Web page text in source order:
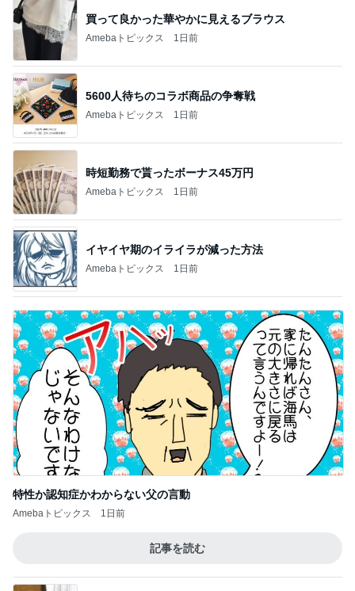
買って良かった華やかに見えるブラウス
Amebaトピックス 1日前
5600人待ちのコラボ商品の争奪戦
Amebaトピックス 1日前
時短勤務で貰ったボーナス45万円
Amebaトピックス 1日前
イヤイヤ期のイライラが減った方法
Amebaトピックス 1日前
特性か認知症かわからない父の言動
Amebaトピックス 1日前
記事を読む